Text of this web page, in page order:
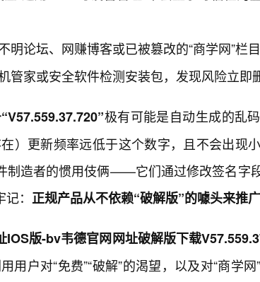
明论坛、网赚博客或已被篡改的“商学网”栏
管家或安全软件检测安装包，发现风险立即
极有可能是自动生成的乱
在）更新频率远低于这个数字，且不会出现
制造者的惯用伎俩——它们通过修改签名字
： 正规产品从不依赖“破解版”的噱头来推广
IOS版-bv韦德官网网址破解版下载
用户对“免费”“破解”的渴望，以及对“商学